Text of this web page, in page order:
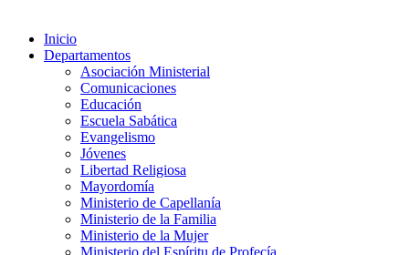
Inicio
Departamentos
Asociación Ministerial
Comunicaciones
Educación
Escuela Sabática
Evangelismo
Jóvenes
Libertad Religiosa
Mayordomía
Ministerio de Capellanía
Ministerio de la Familia
Ministerio de la Mujer
Ministerio del Espíritu de Profecía